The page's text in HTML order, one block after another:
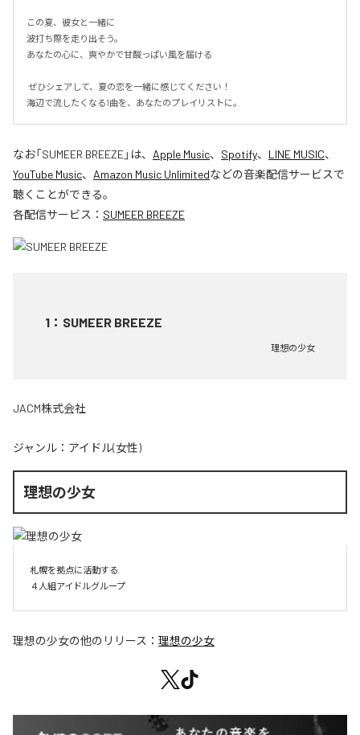
この夏、彼女と一緒に
波打ち際を走り出そう。
あなたの心に、爽やかで甘酸っぱい風を届ける
海辺で流したくなる1曲を、あなたのプレイリストに。
なお「SUMEER BREEZE」は、 Apple Music、 Spotify、 LINE MUSIC、
YouTube Music、 Amazon Music Unlimitedなどの音楽配信サービスで
聴くことができる。
各配信サービス： SUMEER BREEZE
1 ： SUMEER BREEZE
理想の少女
JACM株式会社
ジャンル： アイドル(女性)
理想の少女
札幌を拠点に活動する
４人組アイドルグループ
理想の少女の他のリリース： 理想の少女